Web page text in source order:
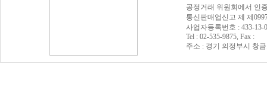
공정거래 위원회에서 인
통신판매업신고 제 제
사업자등록번호 : 433-
Tel : 02-535-9875, Fax :
주소 : 경기 의정부시 창